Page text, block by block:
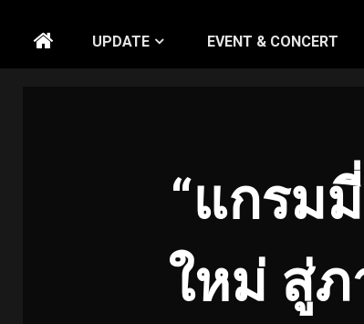
UPDATE EVENT & CONCERT
“แกรม
ใหม่ สู่ภ